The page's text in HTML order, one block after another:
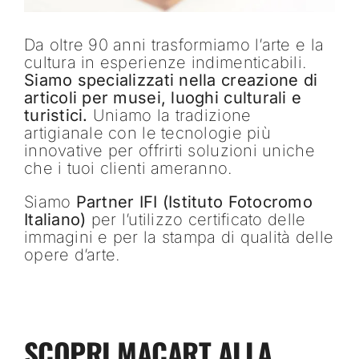
Da oltre 90 anni trasformiamo l’arte e la
cultura in esperienze indimenticabili.
Siamo specializzati nella creazione di
articoli per musei, luoghi culturali e
turistici. Uniamo la tradizione
artigianale con le tecnologie più
innovative per offrirti soluzioni uniche
che i tuoi clienti ameranno.
Siamo Partner IFI (Istituto Fotocromo
Italiano) per l’utilizzo certificato delle
immagini e per la stampa di qualità delle
opere d’arte.